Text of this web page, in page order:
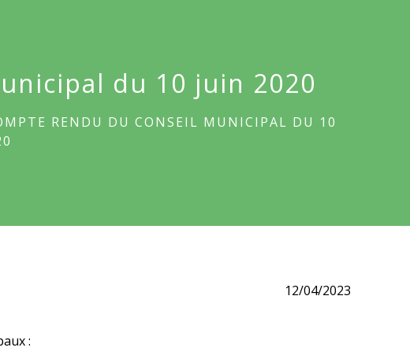
du 10 juin 2020
RENDU DU CONSEIL MUNICIPAL DU 10
12/04/2023
: